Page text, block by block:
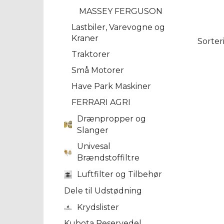
MASSEY FERGUSON
Lastbiler, Varevogne og
Kraner
Traktorer
Små Motorer
Have Park Maskiner
FERRARI AGRI
Drænpropper og
Slanger
Univesal
Brændstoffiltre
Luftfilter og Tilbehør
Dele til Udstødning
Krydslister